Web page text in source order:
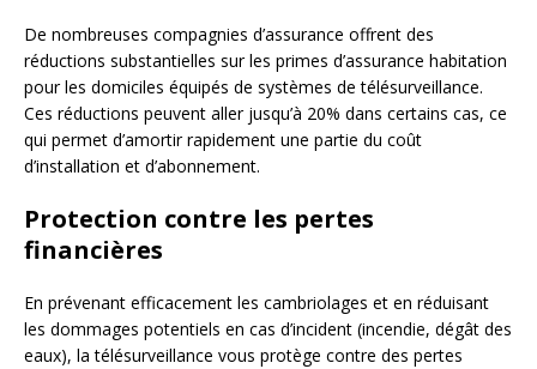
De nombreuses compagnies d’assurance offrent des
réductions substantielles sur les primes d’assurance habitation
pour les domiciles équipés de systèmes de télésurveillance.
Ces réductions peuvent aller jusqu’à 20% dans certains cas, ce
qui permet d’amortir rapidement une partie du coût
d’installation et d’abonnement.
Protection contre les pertes
financières
En prévenant efficacement les cambriolages et en réduisant
les dommages potentiels en cas d’incident (incendie, dégât des
eaux), la télésurveillance vous protège contre des pertes